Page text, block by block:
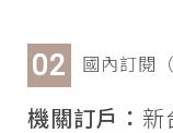
國內訂閱
機關訂戶： 新